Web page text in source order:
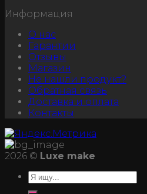
Информация
О нас
Гарантии
Отзывы
Магазин
Не нашли продукт?
Обратная связь
Доставка и оплата
Контакты
2026 © Luxe make